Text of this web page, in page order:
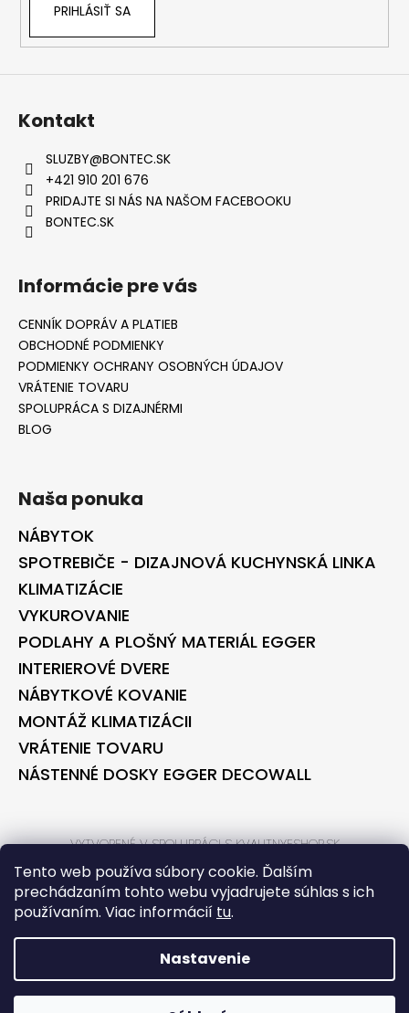
Tento web používa súbory cookie. Ďalším
prechádzaním tohto webu vyjadrujete súhlas s ich
používaním. Viac informácií tu.
Nastavenie
PRIHLÁSIŤ SA
Kontakt
SLUZBY@BONTEC.SK
+421 910 201 676
PRIDAJTE SI NÁS NA NAŠOM FACEBOOKU
BONTEC.SK
Informácie pre vás
CENNÍK DOPRÁV A PLATIEB
OBCHODNÉ PODMIENKY
PODMIENKY OCHRANY OSOBNÝCH ÚDAJOV
VRÁTENIE TOVARU
SPOLUPRÁCA S DIZAJNÉRMI
BLOG
Naša ponuka
NÁBYTOK
SPOTREBIČE - DIZAJNOVÁ KUCHYNSKÁ LINKA
KLIMATIZÁCIE
VYKUROVANIE
PODLAHY A PLOŠNÝ MATERIÁL EGGER
INTERIEROVÉ DVERE
NÁBYTKOVÉ KOVANIE
MONTÁŽ KLIMATIZÁCII
VRÁTENIE TOVARU
NÁSTENNÉ DOSKY EGGER DECOWALL
VYTVORENÉ V SPOLUPRÁCI S KVALITNYESHOP.SK
VYTVORENÉ V SPOLUPRÁCI S BONTEC.SK
VYTVORIL SHOPTET
BONTECSHOP. VŠETKY PRÁVA VYHRADENÉ.
*** PARTNER PRE STAVEBNÉ